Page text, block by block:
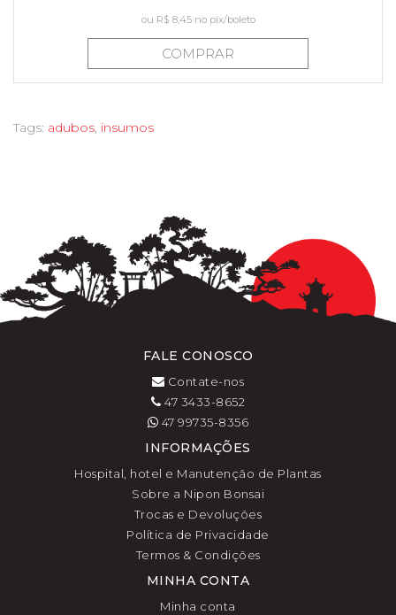
ou R$ 8,45no pix/boleto
COMPRAR
Tags: adubos, insumos
FALE CONOSCO
Contate-nos
47 3433-8652
47 99735-8356
INFORMAÇÕES
Hospital, hotel e Manutenção de Plantas
Sobre a Nipon Bonsai
Trocas e Devoluções
Política de Privacidade
Termos & Condições
MINHA CONTA
Minha conta